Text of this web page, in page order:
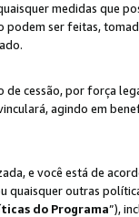
medidas que
ser feitas,
cessão, por força
agindo em
e você está de
quaisquer outras
do Programa”),